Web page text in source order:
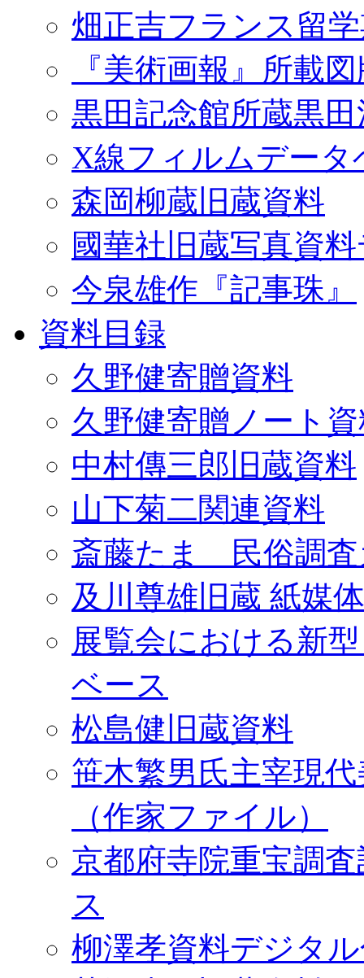
畑正吉フランス留
『美術画報』所載
黒田記念館所蔵黒
X線フィルムデータ
森岡柳蔵旧蔵資料
國華社旧蔵写真資
今泉雄作『記事珠』
資料目録
久野健寄贈資料
久野健寄贈ノート
中村傳三郎旧蔵資料
山下菊二関連資料
斎藤たま 民俗調査
及川尊雄旧蔵 紙媒
展覧会における新
ベース
松島健旧蔵資料
笹木繁男氏主宰現
（作家ファイル）
京都府寺院重宝調
ス
柳澤孝資料デジタ